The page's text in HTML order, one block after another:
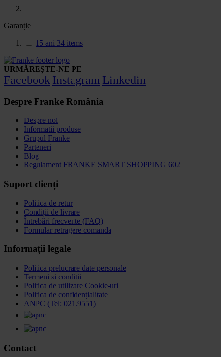
Garanție
15 ani 34 items
URMĂREȘTE-NE PE
Facebook Instagram Linkedin
Despre Franke România
Despre noi
Informatii produse
Grupul Franke
Parteneri
Blog
Regulament FRANKE SMART SHOPPING 602
Suport clienți
Politica de retur
Condiții de livrare
Întrebări frecvente (FAQ)
Formular retragere comanda
Informații legale
Politica prelucrare date personale
Termeni si conditii
Politica de utilizare Cookie-uri
Politica de confidențialitate
ANPC (Tel: 021.9551)
Contact